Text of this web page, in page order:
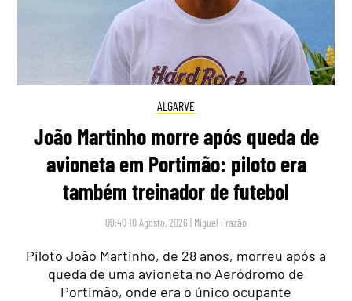
ALGARVE
João Martinho morre após queda de
avioneta em Portimão: piloto era
também treinador de futebol
09:40 10 Agosto, 2026 | Miguel Frazão
Piloto João Martinho, de 28 anos, morreu após a
queda de uma avioneta no Aeródromo de
Portimão, onde era o único ocupante